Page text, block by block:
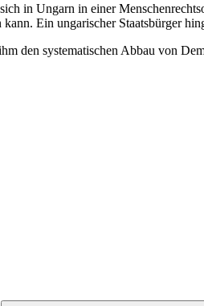
in Ungarn in einer
Ein ungarischer Staatsbürger
den systematischen Abbau von